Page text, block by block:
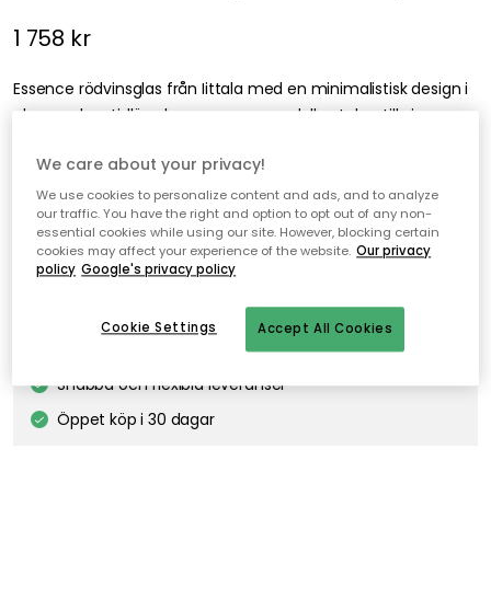
1 758 kr
Essence rödvinsglas från Iittala med en minimalistisk design i
glas med en tidlös elegans som omedelbart drar till sig
Lägg i varukorgen
Fri frakt I webblager
Snabba och flexibla leveranser
Öppet köp i 30 dagar
We care about your privacy!
We use cookies to personalize content and ads, and to analyze
our traffic. You have the right and option to opt out of any non-
essential cookies while using our site. However, blocking certain
cookies may affect your experience of the website. Our privacy
policy Google's privacy policy
Accept All Cookies
Cookie Settings